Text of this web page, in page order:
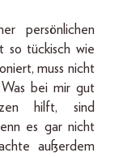
persönlichen
so tückisch wie
muss nicht
bei mir gut
hilft, sind
es gar nicht
außerdem